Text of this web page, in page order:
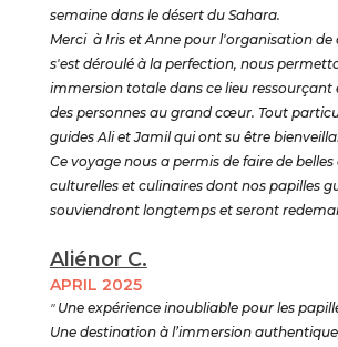
semaine dans le désert du Sahara.
Merci à Iris et Anne pour l'organisation de
s'est déroulé à la perfection, nous
immersion totale dans ce lieu ressourçant
des personnes au grand cœur. Tout
guides Ali et Jamil qui ont su être
Ce voyage nous a permis de faire de
culturelles et culinaires dont nos papilles
souviendront longtemps et seront
Aliénor C.
APRIL 2025
" Une expérience inoubliable pour les
Une destination à l’immersion